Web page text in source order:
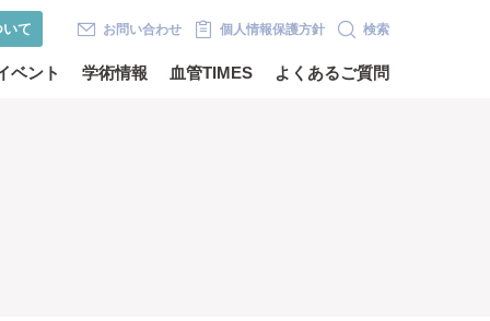
ベント 学術情報 血管TIMES よくあるご質問
て お問い合わせ 個人情報保護方針 検索